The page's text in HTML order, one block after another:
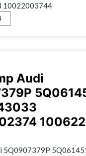
10022003744
Audi
5Q0907379P